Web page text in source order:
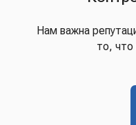
Нам важна
то, что